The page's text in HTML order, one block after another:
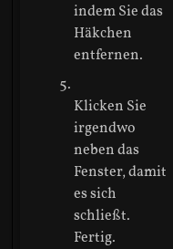
indem Sie das
Häkchen
entfernen.
Klicken Sie
irgendwo
neben das
Fenster, damit
es sich
schließt.
Fertig.